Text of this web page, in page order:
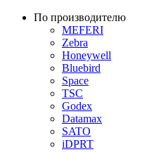
По производителю
MEFERI
Zebra
Honeywell
Bluebird
Space
TSC
Godex
Datamax
SATO
iDPRT